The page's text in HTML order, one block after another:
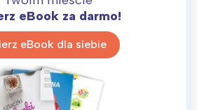
eBook za darmo!
eBook dla siebie